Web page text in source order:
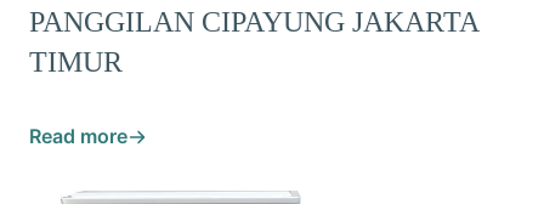
PANGGILAN CIPAYUNG JAKARTA
TIMUR
Read more